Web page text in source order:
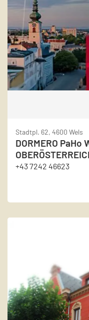
Stadtpl. 62, 4600 Wels
DORMERO PaHo
+43 7242 46623